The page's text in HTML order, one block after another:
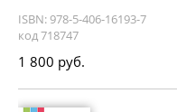
ISBN: 978-5-406-16193-7
код 718747
1 800 руб.